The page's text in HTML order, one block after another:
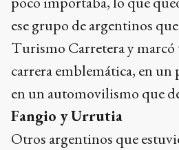
ese grupo de argentinos
Turismo Carretera y
carrera emblemática, en un
en un automovilismo que
Fangio y Urrutia
Otros argentinos que